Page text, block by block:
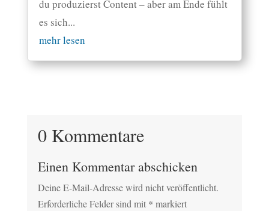
du produzierst Content – aber am Ende fühlt
es sich...
mehr lesen
0 Kommentare
Einen Kommentar abschicken
Deine E-Mail-Adresse wird nicht veröffentlicht.
Erforderliche Felder sind mit * markiert